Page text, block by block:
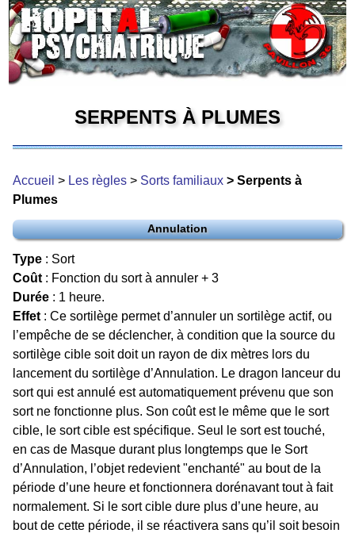
SERPENTS À PLUMES
Accueil > Les règles > Sorts familiaux > Serpents à
Plumes
Annulation
Type : Sort
Coût : Fonction du sort à annuler + 3
Durée : 1 heure.
Effet : Ce sortilège permet d’annuler un sortilège actif, ou
l’empêche de se déclencher, à condition que la source du
sortilège cible soit doit un rayon de dix mètres lors du
lancement du sortilège d’Annulation. Le dragon lanceur du
sort qui est annulé est automatiquement prévenu que son
sort ne fonctionne plus. Son coût est le même que le sort
cible, le sort cible est spécifique. Seul le sort est touché,
en cas de Masque durant plus longtemps que le Sort
d’Annulation, l’objet redevient "enchanté" au bout de la
période d’une heure et fonctionnera dorénavant tout à fait
normalement. Si le sort cible dure plus d’une heure, au
bout de cette période, il se réactivera sans qu’il soit besoin